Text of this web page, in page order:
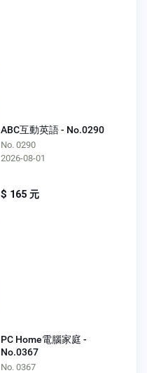
ABC互動英語 - No.0290
No. 0290
2026-08-01
$ 165 元
PC Home電腦家庭 -
No.0367
No. 0367